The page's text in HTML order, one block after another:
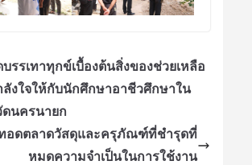
รรเทาทุกข์เบื้องต้นสิ่งของช่วยเหลือ
ลังใจให้กับนักศึกษาอาชีวศึกษาใน
นครนายก
อดตลาดวัสดุและครุภัณฑ์ที่ชำรุดที่
หมดความจำเป็นในการใช้งาน